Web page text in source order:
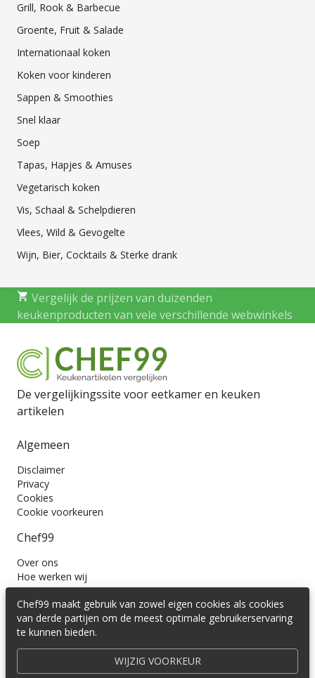
Grill, Rook & Barbecue
Groente, Fruit & Salade
Internationaal koken
Koken voor kinderen
Sappen & Smoothies
Snel klaar
Soep
Tapas, Hapjes & Amuses
Vegetarisch koken
Vis, Schaal & Schelpdieren
Vlees, Wild & Gevogelte
Wijn, Bier, Cocktails & Sterke drank
Vergelijk de prijzen van duizenden
keukenproducten van vele verschillende webwinkels
De vergelijkingssite voor eetkamer en keuken
artikelen
Algemeen
Disclaimer
Privacy
Cookies
Cookie voorkeuren
Chef99
Over ons
Hoe werken wij
Contact
Wil je ons volgen?
Chef99 maakt gebruik van zowel eigen cookies als cookies
van derde partijen om de meest optimale gebruikerservaring
te kunnen bieden.
WIJZIG VOORKEUR